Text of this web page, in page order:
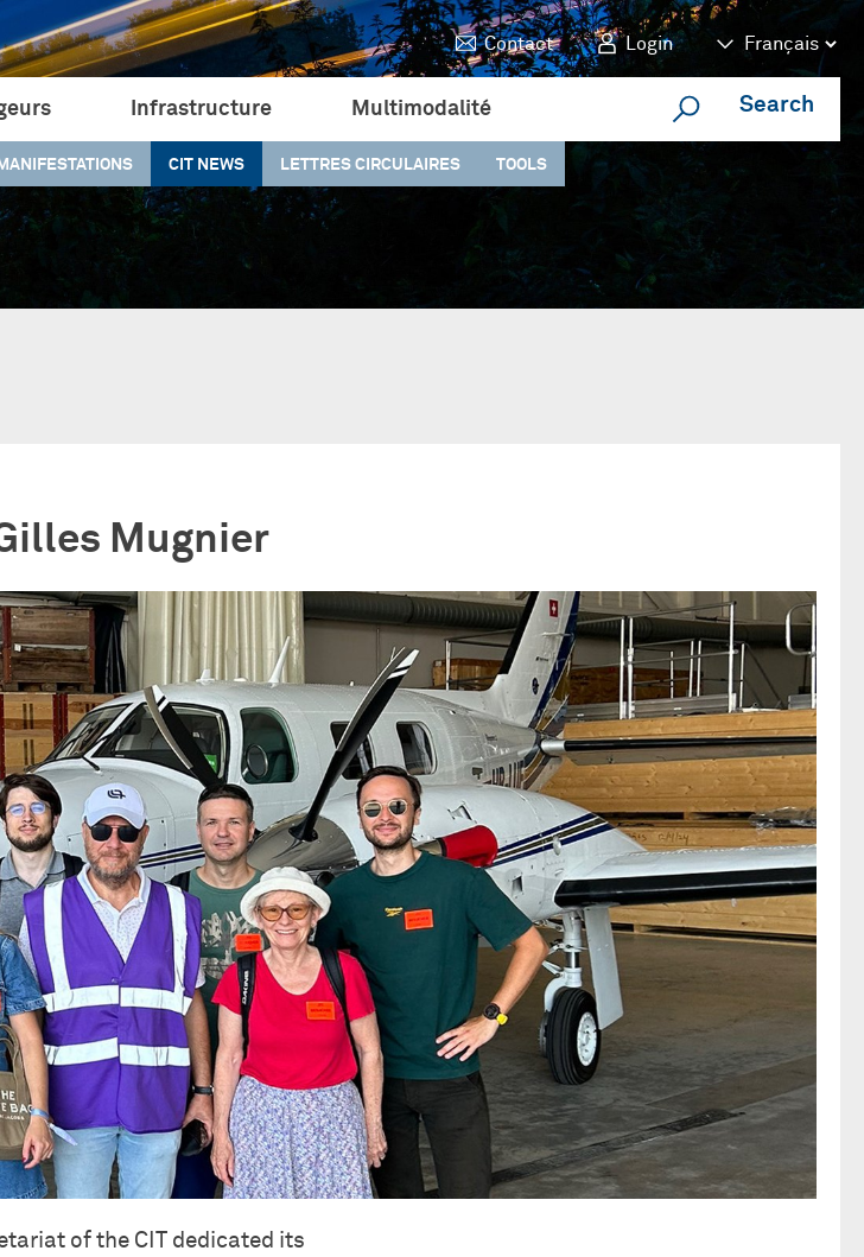
Contact Login
MANIFESTATIONS CIT NEWS LETTRES CIRCULAIRES TOOLS
Infrastructure Multimodalité Search
Mugnier
of the CIT dedicated its